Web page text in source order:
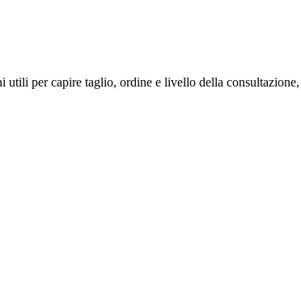
per capire taglio, ordine e livello della